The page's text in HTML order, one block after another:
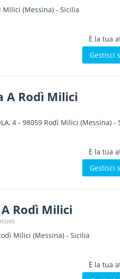
Milici (Messina) - Sicilia
È la tua
Gestisci
A Rodì Milici
4- 98059 Rodì Milici (Messina) -
È la tua
Gestisci
Rodì Milici
Milici (Messina) - Sicilia
È la tua